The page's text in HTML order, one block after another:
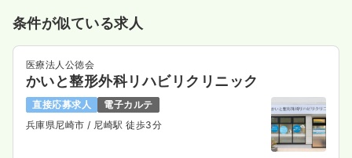
条件が似ている求人
医療法人公徳会
かいと整形外科リハビリクリニック
直接応募求人
電子カルテ
兵庫県尼崎市/ 尼崎駅 徒歩3分